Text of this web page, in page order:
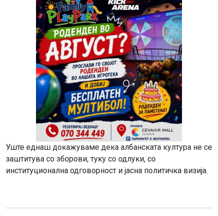
Уште еднаш докажуваме дека албанската култура не се
заштитува со зборови, туку со одлуки, со
институционална одговорност и јасна политичка визија.